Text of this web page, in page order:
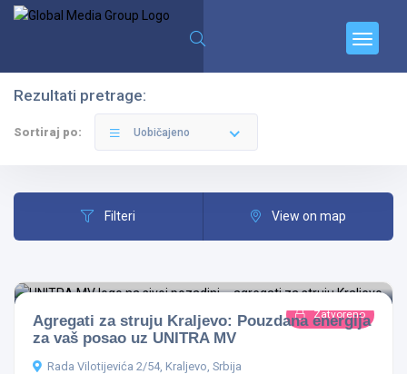
Kategorije
Sve Kategorije
Rezultati pretrage:
Sortiraj po: Uobičajeno
Filteri View on map
Zatvoreno
Agregati za struju Kraljevo: Pouzdana energija
za vaš posao uz UNITRA MV
Rada Vilotijevića 2/54, Kraljevo, Srbija